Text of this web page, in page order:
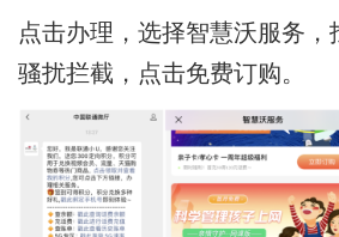
点击办理，选择智慧沃服务，
骚扰拦截，点击免费订购。